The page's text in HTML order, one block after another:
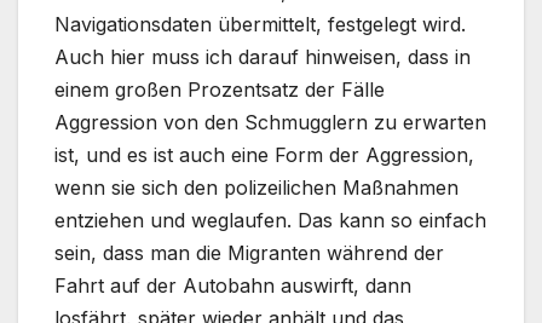
Navigationsdaten übermittelt, festgelegt wird.
Auch hier muss ich darauf hinweisen, dass in
einem großen Prozentsatz der Fälle
Aggression von den Schmugglern zu erwarten
ist, und es ist auch eine Form der Aggression,
wenn sie sich den polizeilichen Maßnahmen
entziehen und weglaufen. Das kann so einfach
sein, dass man die Migranten während der
Fahrt auf der Autobahn auswirft, dann